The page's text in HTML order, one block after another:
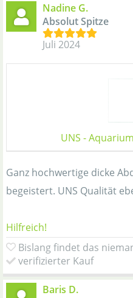
Nadine G.
Absolut Spitze
Juli 2024
UNS -
Ganz hochwertige dicke
begeistert. UNS Qualität
Hilfreich!
Bislang findet das
verifizierter Kauf
Baris D.